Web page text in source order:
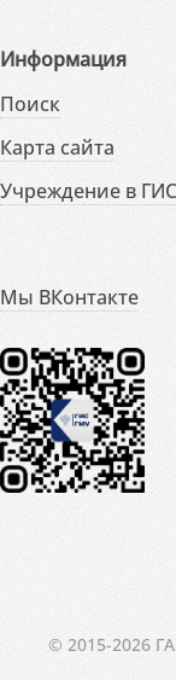
Информация
Поиск
Карта сайта
Учреждение в
Мы ВКонтакте
© 2015-2026